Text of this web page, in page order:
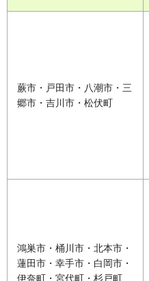
蕨市・戸田市・八潮市・三
郷市・吉川市・松伏町
鴻巣市・桶川市・北本市・
蓮田市・幸手市・白岡市・
伊奈町・宮代町・杉戸町